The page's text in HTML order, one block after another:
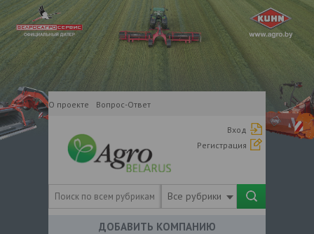
О проекте Вопрос-Ответ
Вход
Регистрация
Все рубрики
ДОБАВИТЬ КОМПАНИЮ